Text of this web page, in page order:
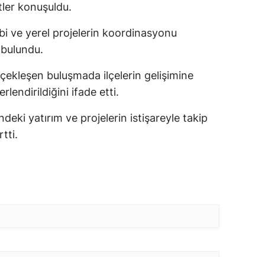
konuşuldu.
ve yerel projelerin koordinasyonu
buluşmada ilçelerin gelişimine
ifade etti.
yatırım ve projelerin istişareyle takip